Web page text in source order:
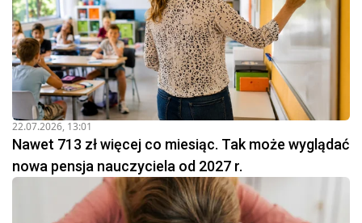
22.07.2026, 13:01
Nawet 713 zł więcej co miesiąc. Tak może wyglądać
nowa pensja nauczyciela od 2027 r.